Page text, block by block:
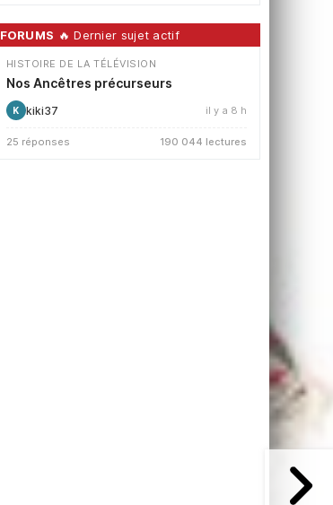
FORUMS 🔥 Dernier sujet actif
HISTOIRE DE LA TÉLÉVISION
Nos Ancêtres précurseurs
K kiki37 il y a 8 h
25 réponses 190 044 lectures